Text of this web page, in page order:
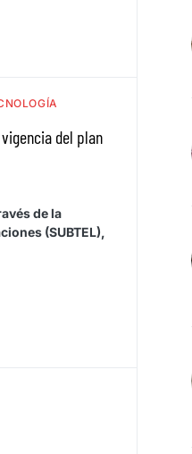
del plan
de la
(SUBTEL),